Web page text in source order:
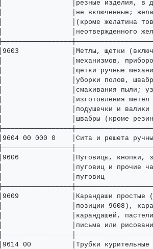
│                 │резные изделия, в
│                 │не включенные;
│                 │(кроме желатина
│
│9603             │Метлы, щетки
│                 │механизмов,
│                 │щетки ручные
│                 │уборки полов,
│                 │смахивания пыли;
│                 │изготовления
│                 │подушечки и валики
│                 │швабры (кроме
│9604 00 000 0    │Сита и
│9606             │Пуговицы, кнопки,
│                 │пуговиц и прочие
│                 │пуговиц
│9609             │Карандаши простые
│                 │позиции 9608),
│                 │карандашей,
│                 │письма или
│9614 00          │Трубки